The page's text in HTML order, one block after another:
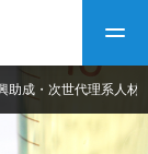
助成・次世代理系人材